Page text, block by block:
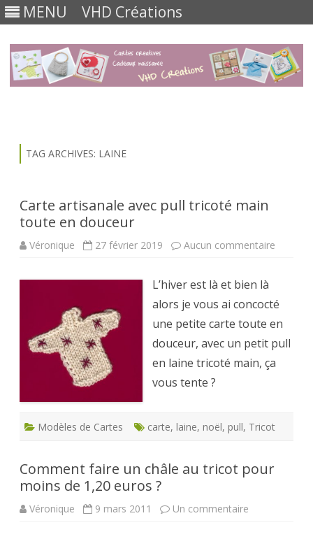
MENU VHD Créations
TAG ARCHIVES: LAINE
Carte artisanale avec pull tricoté main
toute en douceur
Véronique 27 février 2019 Aucun commentaire
main
en
L’hiver est là et bien là
alors je vous ai concocté
une petite carte toute en
douceur, avec un petit pull
en laine tricoté main, ça
vous tente ?
Modèles de Cartes carte, laine, noël, pull, Tricot
Comment faire un châle au tricot pour
moins de 1,20 euros ?
Véronique 9 mars 2011 Un commentaire